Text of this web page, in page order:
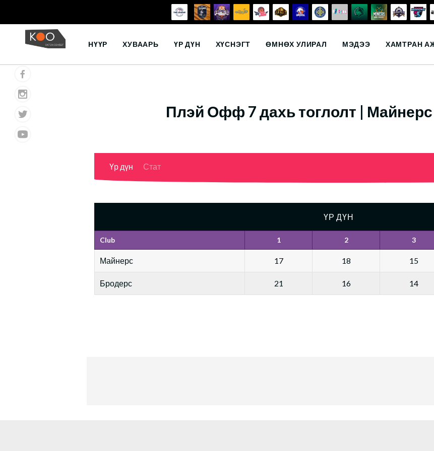
НҮҮР ХУВААРЬ ҮР ДҮН ХҮСНЭГТ ӨМНӨХ УЛИРАЛ МЭДЭЭ ХАМТРАН
Плэй Офф 7 дахь тоглолт |
Үр дүн Стат
ҮР ДҮН
Club 1 2 3
Майнерс 17 18 15
Бродерс 21 16 14